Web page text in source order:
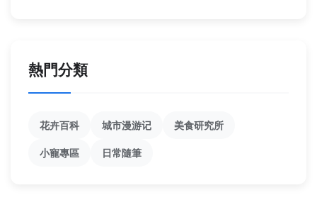
熱門分類
花卉百科 城市漫游记 美食研究所
小寵專區 日常隨筆